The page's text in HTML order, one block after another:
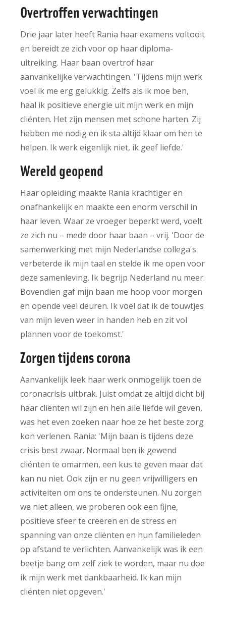
Overtroffen verwachtingen
Drie jaar later heeft Rania haar examens voltooit
en bereidt ze zich voor op haar diploma-
uitreiking. Haar baan overtrof haar
aanvankelijke verwachtingen. 'Tijdens mijn werk
voel ik me erg gelukkig. Zelfs als ik moe ben,
haal ik positieve energie uit mijn werk en mijn
cliënten. Het zijn mensen met schone harten. Zij
hebben me nodig en ik sta altijd klaar om hen te
helpen. Ik werk eigenlijk niet, ik geef liefde.'
Wereld geopend
Haar opleiding maakte Rania krachtiger en
onafhankelijk en maakte een enorm verschil in
haar leven. Waar ze vroeger beperkt werd, voelt
ze zich nu – mede door haar baan – vrij. 'Door de
samenwerking met mijn Nederlandse collega's
verbeterde ik mijn taal en stelde ik me open voor
deze samenleving. Ik begrijp Nederland nu meer.
Bovendien gaf mijn baan me hoop voor morgen
en opende veel deuren. Ik voel dat ik de touwtjes
van mijn leven weer in handen heb en zit vol
plannen voor de toekomst.'
Zorgen tijdens corona
Aanvankelijk leek haar werk onmogelijk toen de
coronacrisis uitbrak. Juist omdat ze altijd dicht bij
haar cliënten wil zijn en hen alle liefde wil geven,
was het even zoeken naar hoe ze het beste zorg
kon verlenen. Rania: 'Mijn baan is tijdens deze
crisis best zwaar. Normaal ben ik gewend
cliënten te omarmen, een kus te geven maar dat
kan nu niet. Ook zijn er nu geen vrijwilligers en
activiteiten om ons te ondersteunen. Nu zorgen
we niet alleen, we proberen ook een fijne,
positieve sfeer te creëren en de stress en
spanning van onze cliënten en hun familieleden
op afstand te verlichten. Aanvankelijk was ik een
beetje bang om zelf ziek te worden, maar nu doe
ik mijn werk met dankbaarheid. Ik kan mijn
cliënten niet opgeven.'